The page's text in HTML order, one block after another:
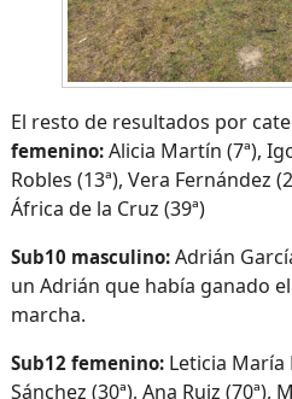
El resto de resultados por
femenino:Alicia Martín (7ª),
Robles (13ª), Vera Fernández
África de la Cruz (39ª)
Sub10 masculino:Adrián
un Adrián que había ganado
marcha.
Sub12 femenino:Leticia María
Sánchez (30ª), Ana Ruiz (70ª),